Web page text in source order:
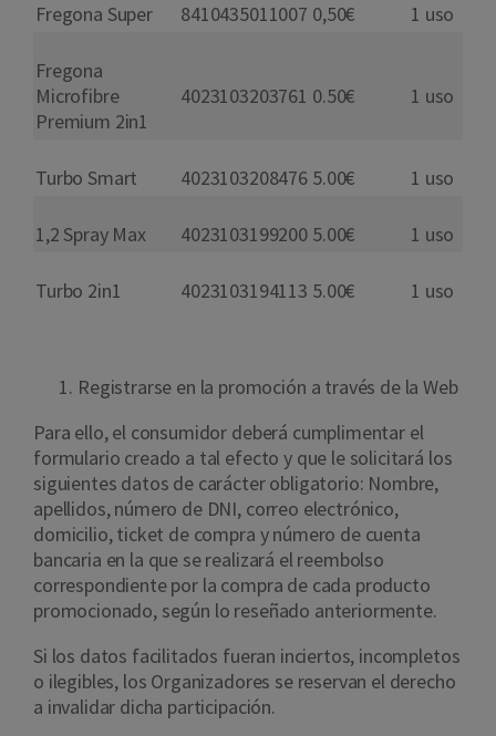
Fregona Super 8410435011007 0,50€ 1 uso
Fregona
Microfibre
Premium 2in1
4023103203761 0.50€ 1 uso
Turbo Smart 4023103208476 5.00€ 1 uso
1,2 Spray Max 4023103199200 5.00€ 1 uso
Turbo 2in1 4023103194113 5.00€ 1 uso
Registrarse en la promoción a través de la Web
Para ello, el consumidor deberá cumplimentar el
formulario creado a tal efecto y que le solicitará los
siguientes datos de carácter obligatorio: Nombre,
apellidos, número de DNI, correo electrónico,
domicilio, ticket de compra y número de cuenta
bancaria en la que se realizará el reembolso
correspondiente por la compra de cada producto
promocionado, según lo reseñado anteriormente.
Si los datos facilitados fueran inciertos, incompletos
o ilegibles, los Organizadores se reservan el derecho
a invalidar dicha participación.